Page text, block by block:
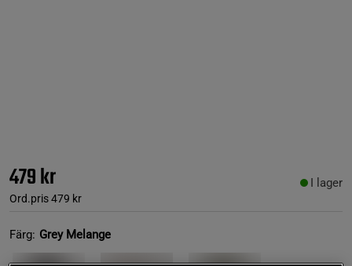
479 kr
Ord.pris479 kr
I lager
Färg: Grey Melange